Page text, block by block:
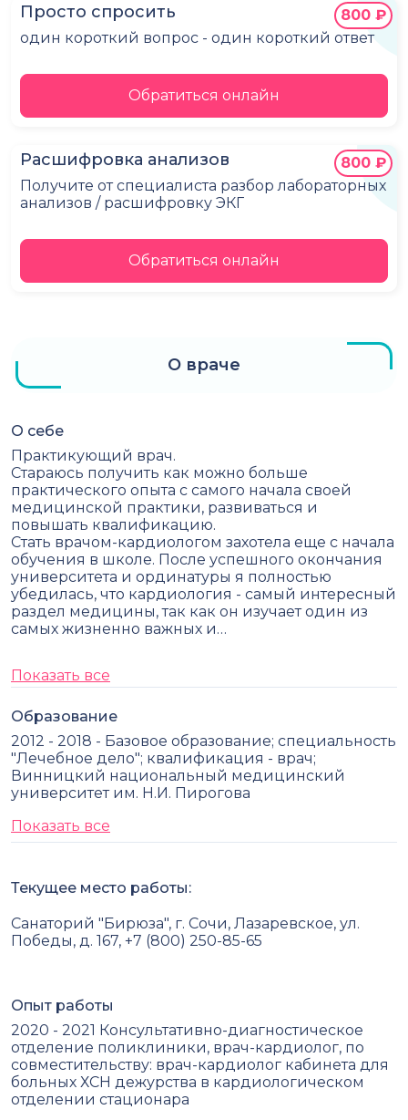
Просто спросить
один короткий вопрос - один короткий ответ
800 ₽
Обратиться онлайн
Расшифровка анализов
Получите от специалиста разбор лабораторных
анализов / расшифровку ЭКГ
800 ₽
Обратиться онлайн
О враче
О себе
Практикующий врач.
Стараюсь получить как можно больше
практического опыта с самого начала своей
медицинской практики, развиваться и
повышать квалификацию.
Стать врачом-кардиологом захотела еще с начала
обучения в школе. После успешного окончания
университета и ординатуры я полностью
убедилась, что кардиология - самый интересный
раздел медицины, так как он изучает один из
самых жизненно важных и…
Показать все
Образование
2012 - 2018 - Базовое образование; специальность
"Лечебное дело"; квалификация - врач;
Винницкий национальный медицинский
университет им. Н.И. Пирогова
Показать все
Текущее место работы:
Санаторий "Бирюза", г. Сочи, Лазаревское, ул.
Победы, д. 167, +7 (800) 250-85-65
Опыт работы
2020 - 2021 Консультативно-диагностическое
отделение поликлиники, врач-кардиолог, по
совместительству: врач-кардиолог кабинета для
больных ХСН дежурства в кардиологическом
отделении стационара